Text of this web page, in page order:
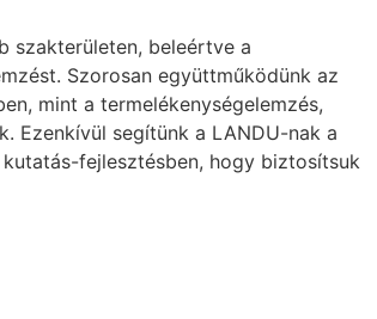
szakterületen, beleértve a
Szorosan együttműködünk az
mint a termelékenységelemzés,
Ezenkívül segítünk a LANDU-nak a
fejlesztésben, hogy biztosítsuk